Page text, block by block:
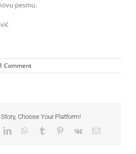
pesmu.
1 Comment
Choose Your Platform!
LinkedInWhatsApp
Tumblr Pinterest
Vk Email